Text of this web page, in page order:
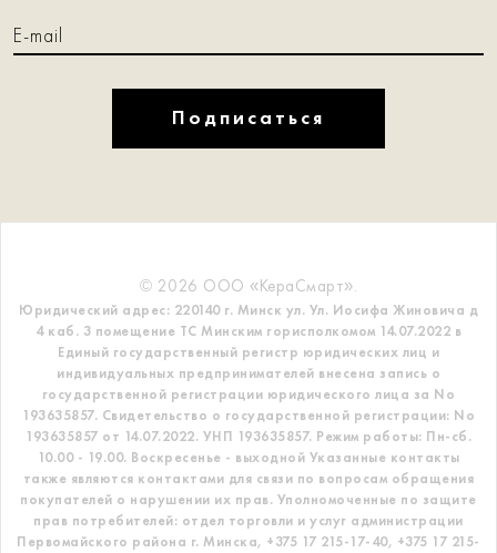
Подписаться
© 2026 ООО «КераСмарт».
Юридический адрес: 220140 г. Минск ул. Ул. Иосифа Жиновича д
4 каб. 3 помещение ТС Минским горисполкомом 14.07.2022 в
Единый государственный регистр юридических лиц и
индивидуальных предпринимателей внесена запись о
государственной регистрации юридического лица за No
193635857. Свидетельство о государственной регистрации: No
193635857 от 14.07.2022. УНП 193635857. Режим работы: Пн-сб.
10.00 - 19.00. Воскресенье - выходной Указанные контакты
также являются контактами для связи по вопросам обращения
покупателей о нарушении их прав. Уполномоченные по защите
прав потребителей: отдел торговли и услуг администрации
Первомайского района г. Минска, +375 17 215-17-40, +375 17 215-